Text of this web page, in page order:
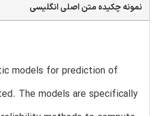
نمونه چکیده متن اصلی انگلیسی
models for prediction of
The models are specifically